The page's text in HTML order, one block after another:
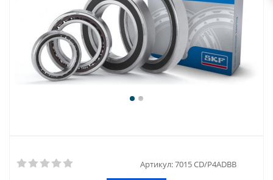
Артикул:7015 CD/P4ADBB